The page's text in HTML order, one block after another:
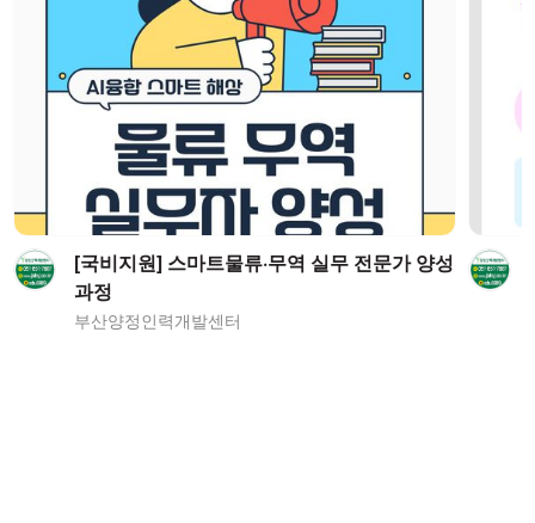
[국비지원] 스마트물류·무역 실무 전문가 양성
과정
부산양정인력개발센터